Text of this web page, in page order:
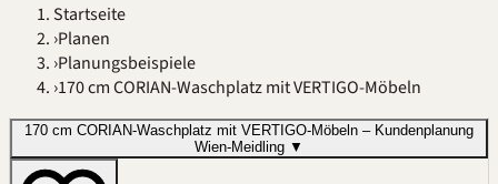
Startseite
›Planen
›Planungsbeispiele
›170 cm CORIAN-Waschplatz mit VERTIGO-Möbeln
170 cm CORIAN-Waschplatz mit VERTIGO-Möbeln – Kundenplanung
Wien-Meidling ▼